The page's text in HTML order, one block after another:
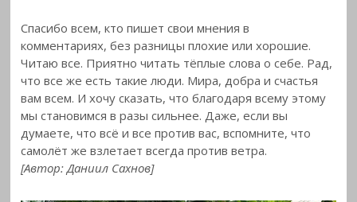
Спасибо всем, кто пишет свои мнения в
комментариях, без разницы плохие или хорошие.
Читаю все. Приятно читать тёплые слова о себе. Рад,
что все же есть такие люди. Мира, добра и счастья
вам всем. И хочу сказать, что благодаря всему этому
мы становимся в разы сильнее. Даже, если вы
думаете, что всё и все против вас, вспомните, что
самолёт же взлетает всегда против ветра.
[Автор: Даниил Сахнов]